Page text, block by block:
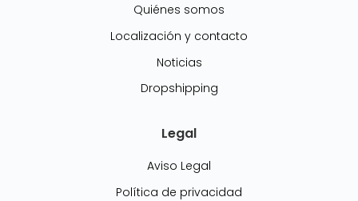
Quiénes somos
Localización y contacto
Noticias
Dropshipping
Legal
Aviso Legal
Política de privacidad